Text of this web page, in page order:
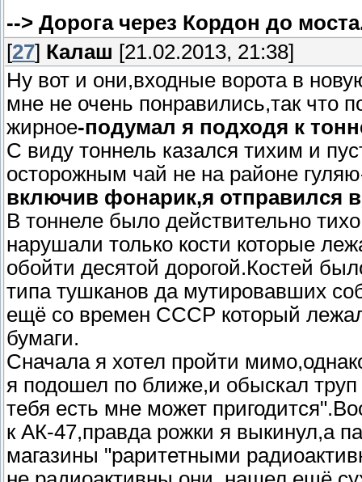
--> Дорога через Кордон до
[27] Калаш [21.02.2013, 21:38]
Ну вот и они,входные ворота в
мне не очень понравились,так что
жирное-подумал я подходя к
С виду тоннель казался тихим и
осторожным чай не на районе
включив фонарик,я отправился
В тоннеле было действительно
нарушали только кости которые
обойти десятой дорогой.Костей
типа тушканов да мутировавших
ещё со времен СССР который
бумаги.
Сначала я хотел пройти
я подошел по ближе,и обыскал труп
тебя есть мне может
к АК-47,правда рожки я выкинул,а
магазины "раритетными